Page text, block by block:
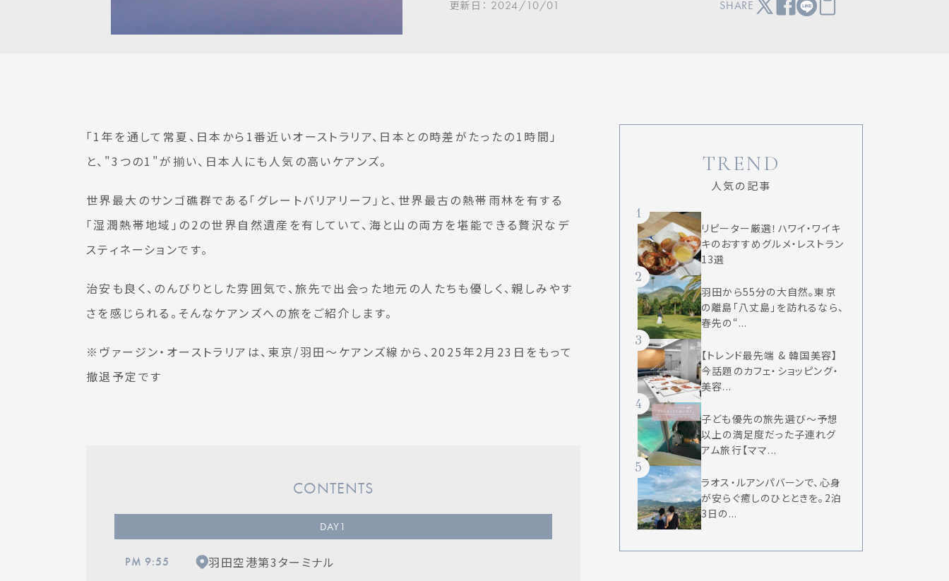
更新日： 2024/10/01 SHARE
「1年を通して常夏、日本から1番近いオーストラリア、日本との時差がたったの1時間」
と、"3つの1"が揃い、日本人にも人気の高いケアンズ。
世界最大のサンゴ礁群である「グレートバリアリーフ」と、世界最古の熱帯雨林を有する
「湿潤熱帯地域」の2の世界自然遺産を有していて、海と山の両方を堪能できる贅沢なデ
スティネーションです。
治安も良く、のんびりとした雰囲気で、旅先で出会った地元の人たちも優しく、親しみやす
さを感じられる。そんなケアンズへの旅をご紹介します。
※ヴァージン・オーストラリアは、東京/羽田〜ケアンズ線から、2025年2月23日をもって
撤退予定です
CONTENTS
DAY1
PM 9:55 羽田空港第3ターミナル
TREND
人気の記事
1
リピーター厳選！ハワイ・ワイキ
キのおすすめグルメ・レストラン
13選
2
羽田から55分の大自然。東京
の離島「八丈島」を訪れるなら、
春先の“...
3
【トレンド最先端 & 韓国美容】
今話題のカフェ・ショッピング・
美容...
4
子ども優先の旅先選び〜予想
以上の満足度だった子連れグ
アム旅行【ママ...
5
ラオス・ルアンパバーンで、心身
が安らぐ癒しのひとときを。2泊
3日の...